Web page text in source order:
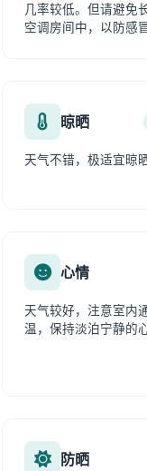
几率较低。但请避免
空调房间中，以防感
晾晒
天气不错，极适宜晾
心情
天气较好，注意室内
温，保持淡泊宁静的
防晒